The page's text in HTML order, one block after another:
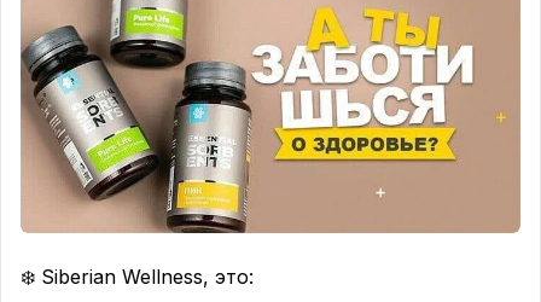
❄️ Siberian Wellness, это: